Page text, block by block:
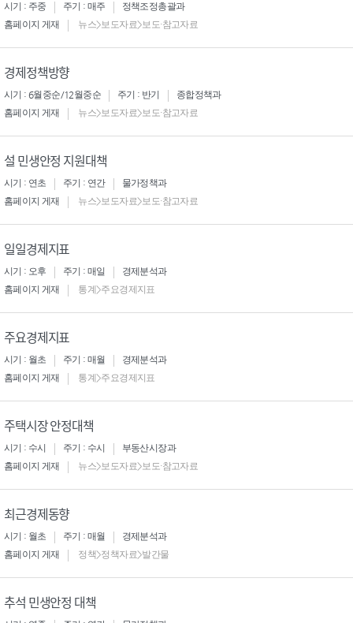
시기 : 주중 주기 : 매주
정책조정총괄과
홈페이지 게재
뉴스>보도자료>보도·참고자료
경제정책방향
시기 : 6월중순/12월중순 주기 : 반기
종합정책과
홈페이지 게재
뉴스>보도자료>보도·참고자료
설 민생안정 지원대책
시기 : 연초 주기 : 연간
물가정책과
홈페이지 게재
뉴스>보도자료>보도·참고자료
일일경제지표
시기 : 오후 주기 : 매일
경제분석과
홈페이지 게재
통계>주요경제지표
주요경제지표
시기 : 월초 주기 : 매월
경제분석과
홈페이지 게재
통계>주요경제지표
주택시장 안정대책
시기 : 수시 주기 : 수시
부동산시장과
홈페이지 게재
뉴스>보도자료>보도·참고자료
최근경제동향
시기 : 월초 주기 : 매월
경제분석과
홈페이지 게재
정책>정책자료>발간물
추석 민생안정 대책